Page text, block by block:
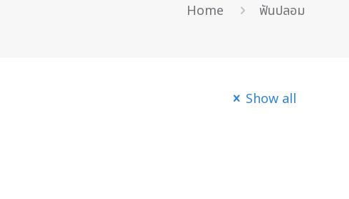
Home ฟันปลอม
Show all